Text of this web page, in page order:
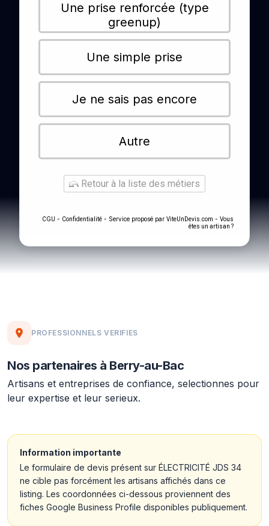
Une prise renforcée (type
greenup)
Une simple prise
Je ne sais pas encore
Autre
Retour à la liste des métiers
CGU - Confidentialité - Service proposé par ViteUnDevis.com - Vous
êtes un artisan ?
PROFESSIONNELS VERIFIES
Nos partenaires à Berry-au-Bac
Artisans et entreprises de confiance, selectionnes pour
leur expertise et leur serieux.
Information importante
Le formulaire de devis présent sur ÉLECTRICITÉ JDS 34
ne cible pas forcément les artisans affichés dans ce
listing. Les coordonnées ci-dessous proviennent des
fiches Google Business Profile disponibles publiquement.